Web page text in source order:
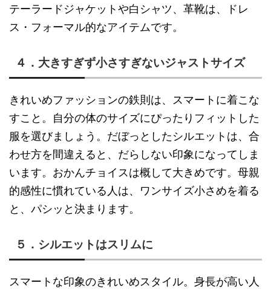
テーラードジャケットや白シャツ、革靴は、ドレ
ス・フォーマル的なアイテムです。
４．大きすぎず小さすぎないジャストサイズ
きれいめファッションの鉄則は、スマートに着こな
すこと。自分の体のサイズにぴったりフィットした
服を選びましょう。だぼっとしたシルエットは、合
わせ方を間違えると、だらしない印象になってしま
います。おかんチョイスは概して大きめです。母親
的感性に慣れている人は、ワンサイズ小さめを着る
と、パシッと決まります。
５．シルエットはスリムに
スマートな印象のきれいめスタイル。身長が高い人